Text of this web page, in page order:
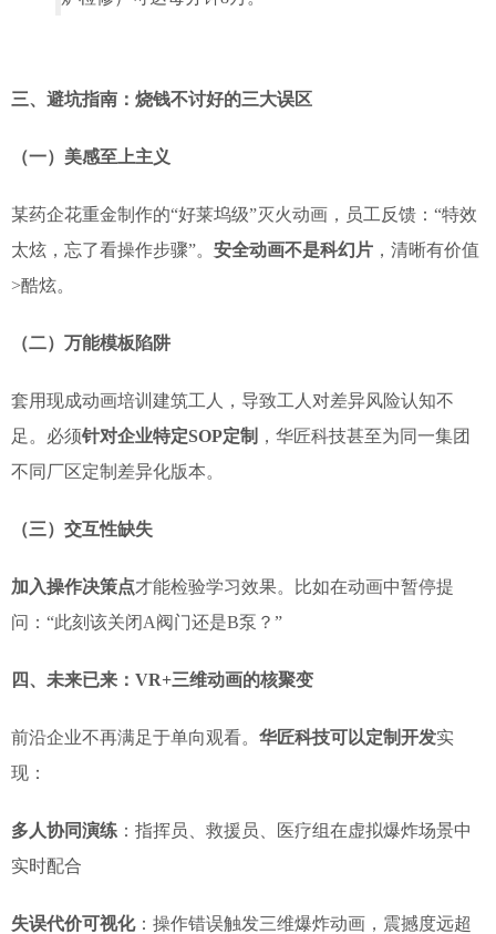
三、避坑指南：烧钱不讨好的三大误区
（一）美感至上主义
某药企花重金制作的“好莱坞级”灭火动画，员工反馈：“特效
太炫，忘了看操作步骤”。 安全动画不是科幻片 ，清晰有价值
>酷炫。
（二）万能模板陷阱
套用现成动画培训建筑工人，导致工人对差异风险认知不
足。必须针对企业特定SOP定制 ，华匠科技甚至为同一集团
不同厂区定制差异化版本。
（三）交互性缺失
加入操作决策点才能检验学习效果。比如在动画中暂停提
问：“此刻该关闭A阀门还是B泵？”
四、未来已来：VR+三维动画的核聚变
前沿企业不再满足于单向观看。 华匠科技可以定制开发实
现：
多人协同演练 ：指挥员、救援员、医疗组在虚拟爆炸场景中
实时配合
失误代价可视化：操作错误触发三维爆炸动画，震撼度远超